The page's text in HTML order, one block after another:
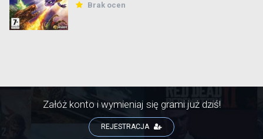
Brak ocen
Załóż konto i wymieniaj się grami już dziś!
REJESTRACJA